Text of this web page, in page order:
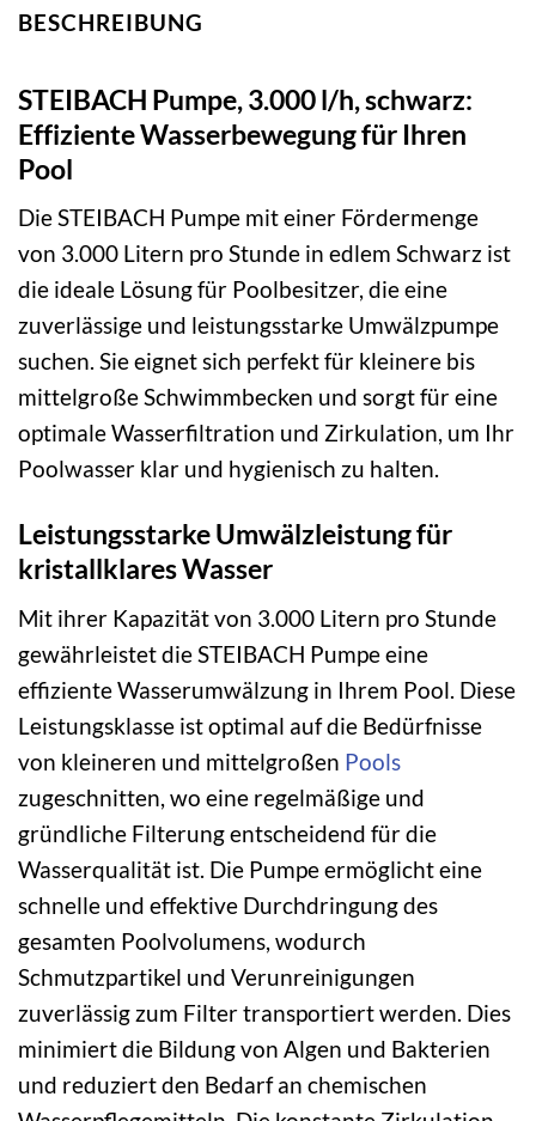
BESCHREIBUNG
STEIBACH Pumpe, 3.000 l/h, schwarz:
Effiziente Wasserbewegung für Ihren
Pool
Die STEIBACH Pumpe mit einer Fördermenge
von 3.000 Litern pro Stunde in edlem Schwarz ist
die ideale Lösung für Poolbesitzer, die eine
zuverlässige und leistungsstarke Umwälzpumpe
suchen. Sie eignet sich perfekt für kleinere bis
mittelgroße Schwimmbecken und sorgt für eine
optimale Wasserfiltration und Zirkulation, um Ihr
Poolwasser klar und hygienisch zu halten.
Leistungsstarke Umwälzleistung für
kristallklares Wasser
Mit ihrer Kapazität von 3.000 Litern pro Stunde
gewährleistet die STEIBACH Pumpe eine
effiziente Wasserumwälzung in Ihrem Pool. Diese
Leistungsklasse ist optimal auf die Bedürfnisse
von kleineren und mittelgroßen Pools
zugeschnitten, wo eine regelmäßige und
gründliche Filterung entscheidend für die
Wasserqualität ist. Die Pumpe ermöglicht eine
schnelle und effektive Durchdringung des
gesamten Poolvolumens, wodurch
Schmutzpartikel und Verunreinigungen
zuverlässig zum Filter transportiert werden. Dies
minimiert die Bildung von Algen und Bakterien
und reduziert den Bedarf an chemischen